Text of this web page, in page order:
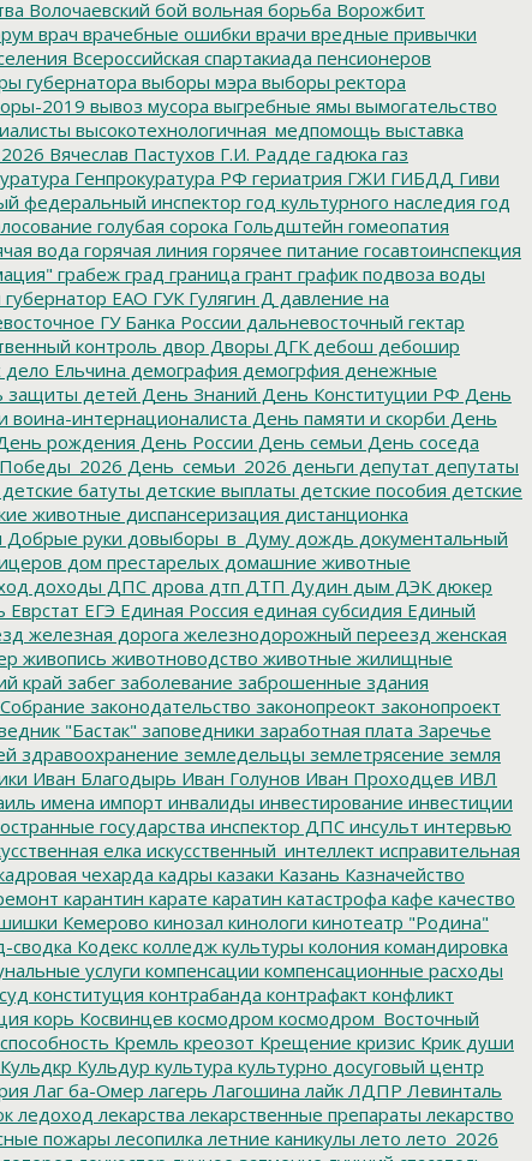
Волочаевский бой вольная борьба Ворожбит
врач врачебные ошибки врачи вредные привычки
Всероссийская спартакиада пенсионеров
губернатора выборы мэра выборы ректора
2019 вывоз мусора выгребные ямы вымогательство
высокотехнологичная_медпомощь выставка
Вячеслав Пастухов Г.И. Радде гадюка газ
Генпрокуратура РФ гериатрия ГЖИ ГИБДД Гиви
федеральный инспектор год культурного наследия год
голубая сорока Гольдштейн гомеопатия
вода горячая линия горячее питание госавтоинспекция
грабеж град граница грант график подвоза воды
губернатор ЕАО ГУК Гулягин Д давление на
ГУ Банка России дальневосточный гектар
контроль двор Дворы ДГК дебош дебошир
дело Ельчина демография демогрфия денежные
защиты детей День Знаний День Конституции РФ День
воина-интернационалиста День памяти и скорби День
рождения День России День семьи День соседа
День_семьи_2026 деньги депутат депутаты
детские батуты детские выплаты детские пособия детские
животные диспансеризация дистанционка
Добрые руки довыборы_в_Думу дождь документальный
дом престарелых домашние животные
доходы ДПС дрова дтп ДТП Дудин дым ДЭК дюкер
Еврстат ЕГЭ Единая Россия единая субсидия Единый
железная дорога железнодорожный переезд женская
живопись животноводство животные жилищные
край забег заболевание заброшенные здания
законодательство законопреокт законопроект
"Бастак" заповедники заработная плата Заречье
здравоохранение земледельцы землетрясение земля
Иван Благодырь Иван Голунов Иван Проходцев ИВЛ
имена импорт инвалиды инвестирование инвестиции
государства инспектор ДПС инсульт интервью
елка искусственный_интеллект исправительная
чехарда кадры казаки Казань Казначейство
карантин карате каратин катастрофа кафе качество
Кемерово кинозал кинологи кинотеатр "Родина"
сводка Кодекс колледж культуры колония командировка
услуги компенсации компенсационные расходы
конституция контрабанда контрафакт конфликт
корь Косвинцев космодром космодром_Восточный
Кремль креозот Крещение кризис Крик души
Кульдкр Кульдур культура культурно досуговый центр
Лаг ба-Омер лагерь Лагошина лайк ЛДПР Левинталь
ледоход лекарства лекарственные препараты лекарство
пожары лесопилка летние каникулы лето лето_2026